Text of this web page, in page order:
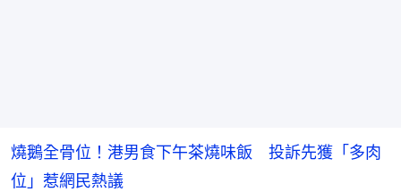
燒鵝全骨位！港男食下午茶燒味飯 投訴先獲「多肉
位」惹網民熱議